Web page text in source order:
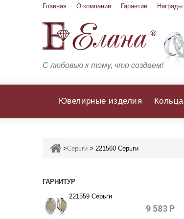
Главная О компании Гарантии Награды
С любовью к тому, что создаем!
Ювелирные изделия Кольца
>Серьги > 221560 Серьги
ГАРНИТУР
221559 Серьги
9 583 Р